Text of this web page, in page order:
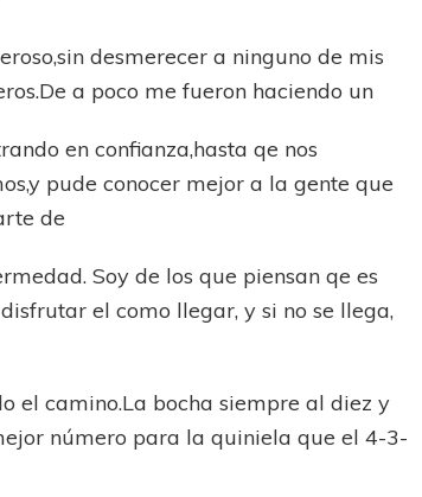
desmerecer a ninguno de mis
a poco me fueron haciendo un
en confianza,hasta qe nos
pude conocer mejor a la gente que
de
Soy de los que piensan qe es
el como llegar, y si no se llega,
el camino.La bocha siempre al diez y
número para la quiniela que el 4-3-
COSTA
ante su gente
FÚTBOL FEMENINO
OTRAS LIGAS FEM